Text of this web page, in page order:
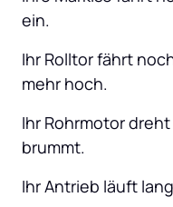
ein.
Ihr Rolltor fährt
mehr hoch.
Ihr Rohrmotor
brummt.
Ihr Antrieb läuft